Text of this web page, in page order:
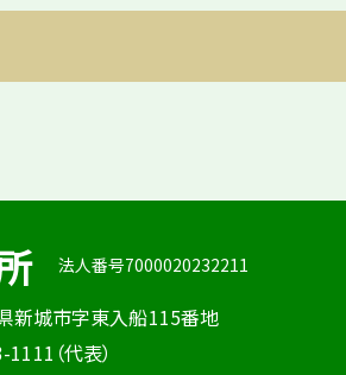
法人番号7000020232211
新城市字東入船115番地
（代表）